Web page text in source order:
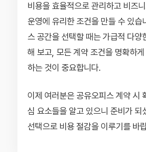
비용을 효율적으로 관리하고 비즈
운영에 유리한 조건을 만들 수 있습
스 공간을 선택할 때는 가급적 다양
해 보고, 모든 계약 조건을 명확하
하는 것이 중요합니다.
이제 여러분은 공유오피스 계약 시
심 요소들을 알고 있으니 준비가 되
선택으로 비용 절감을 이루기를 바